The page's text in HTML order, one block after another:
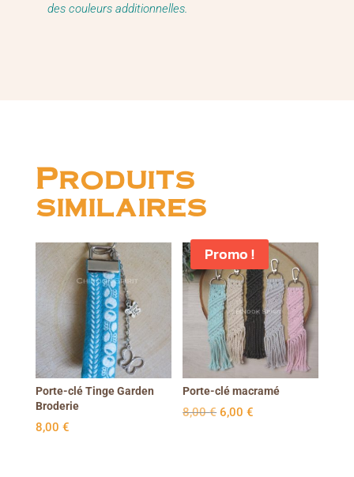
des couleurs additionnelles.
Produits
similaires
Porte-clé Tinge Garden
Broderie
8,00 €
Promo !
Porte-clé macramé
8,00€ Le
6,00€